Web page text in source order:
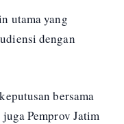
utama yang
dengan
bersama
Pemprov Jatim